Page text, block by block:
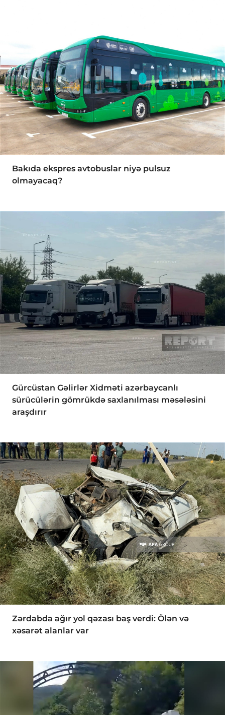
Bakıda ekspres avtobuslar niyə pulsuz
olmayacaq?
Gürcüstan Gəlirlər Xidməti azərbaycanlı
sürücülərin gömrükdə saxlanılması məsələsini
araşdırır
Zərdabda ağır yol qəzası baş verdi: Ölən və
xəsarət alanlar var